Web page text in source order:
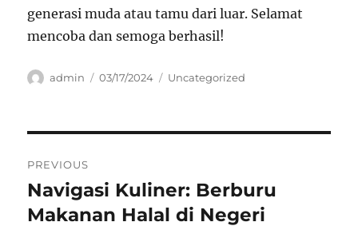
generasi muda atau tamu dari luar. Selamat
mencoba dan semoga berhasil!
Author
admin
Posted
03/17/2024 Categories
Uncategorized
pos
PREVIOUS
Previous
post:
Navigasi Kuliner: Berburu
Makanan Halal di Negeri